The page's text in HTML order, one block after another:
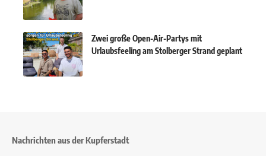
Zwei große Open-Air-Partys mit
Urlaubsfeeling am Stolberger Strand geplant
Nachrichten aus der Kupferstadt